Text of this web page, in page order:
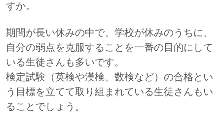
すか。
期間が長い休みの中で、学校が休みのうちに、
自分の弱点を克服することを一番の目的にして
いる生徒さんも多いです。
検定試験（英検や漢検、数検など）の合格とい
う目標を立てて取り組まれている生徒さんもい
ることでしょう。